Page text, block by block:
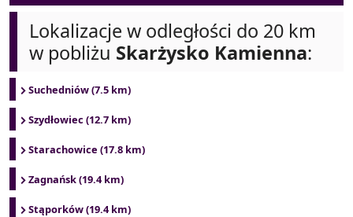
Lokalizacje w odległości do 20 km
w pobliżu Skarżysko Kamienna:
Suchedniów (7.5 km)
Szydłowiec (12.7 km)
Starachowice (17.8 km)
Zagnańsk (19.4 km)
Stąporków (19.4 km)